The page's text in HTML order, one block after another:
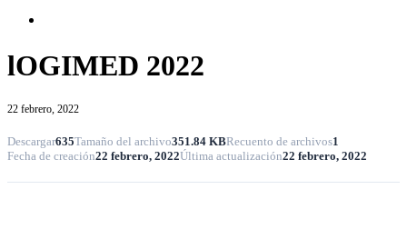
lOGIMED 2022
22 febrero, 2022
Descargar635Tamaño del archivo351.84 KBRecuento de archivos1
Fecha de creación22 febrero, 2022Última actualización22 febrero, 2022